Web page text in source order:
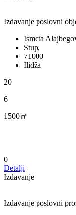
Izdavanje poslovni
Ismeta
Stup,
71000
Ilidža
20
6
1500㎡
0
Detalji
Izdavanje
Izdavanje poslovni